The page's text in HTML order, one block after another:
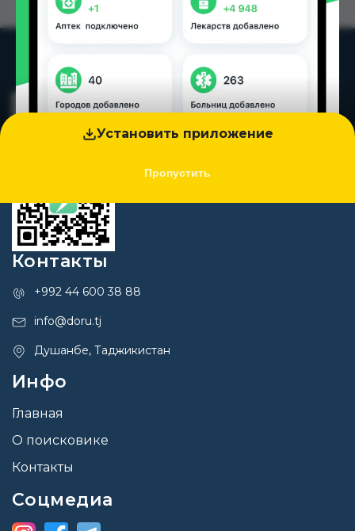
Установить приложение
Пропустить
Контакты
+992 44 600 38 88
info@doru.tj
Душанбе, Таджикистан
Инфо
Главная
О поисковике
Контакты
Соцмедиа